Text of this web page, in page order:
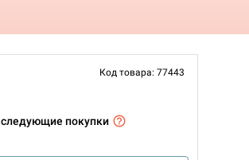
Код товара: 77443
следующие покупки